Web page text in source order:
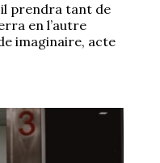
il prendra tant de
en l’autre
imaginaire, acte